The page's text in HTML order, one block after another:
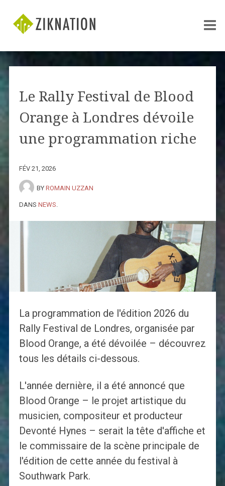
Le Rally Festival de Blood
Orange à Londres dévoile
une programmation riche
FÉV 21, 2026
BY ROMAIN UZZAN
DANS NEWS
La programmation de l'édition 2026 du
Rally Festival de Londres, organisée par
Blood Orange, a été dévoilée – découvrez
tous les détails ci-dessous.
L'année dernière, il a été annoncé que
Blood Orange – le projet artistique du
musicien, compositeur et producteur
Devonté Hynes – serait la tête d'affiche et
le commissaire de la scène principale de
l'édition de cette année du festival à
Southwark Park.